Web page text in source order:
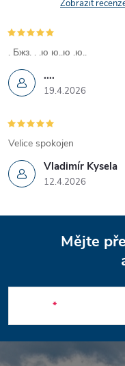
Zobrazit
....
19.4.2026
. Бжз. . .ю ю..ю .ю..
Vladimír Kysela
12.4.2026
Velice spokojen
p
a
Mějte